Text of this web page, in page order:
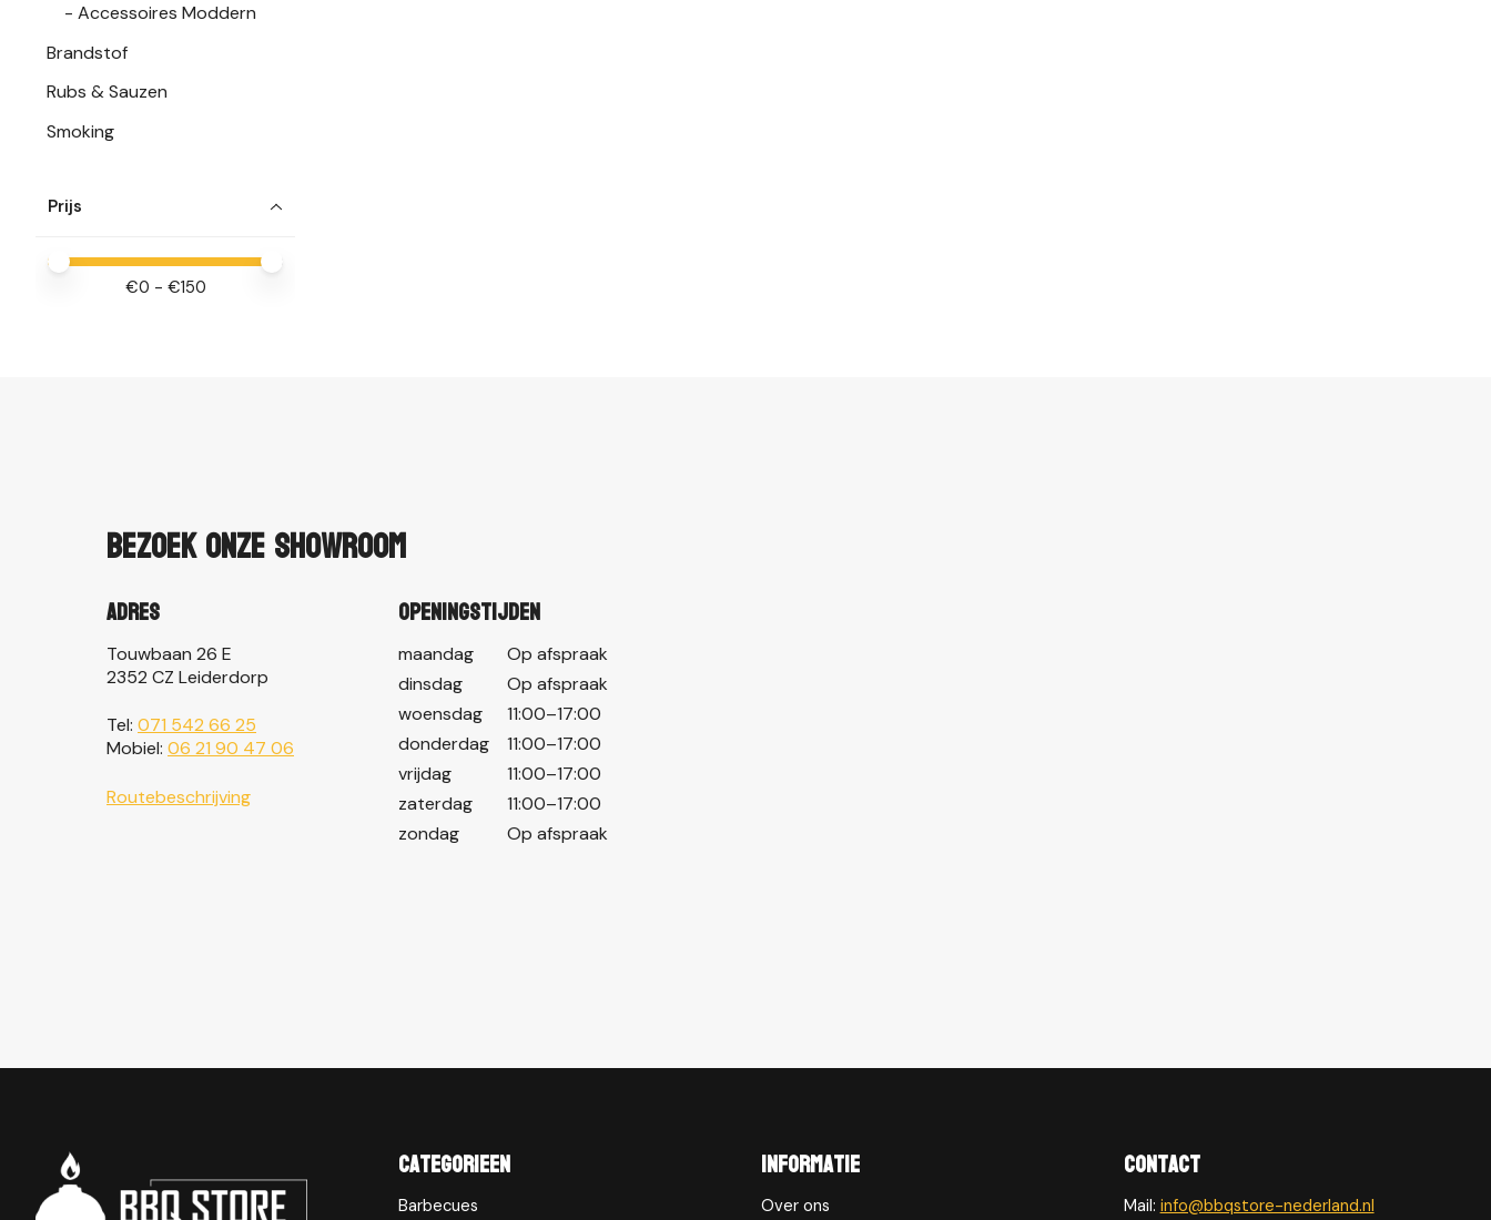
Accessoires Moddern
Brandstof
Rubs & Sauzen
Smoking
Prijs
Minimale prijswaarde
Price maximum value
€0 - €150
Bezoek onze showroom
Adres
Touwbaan 26 E
2352 CZ Leiderdorp
Tel: 071 542 66 25
Mobiel: 06 21 90 47 06
Routebeschrijving
Openingstijden
maandag
Op afspraak
dinsdag
Op afspraak
woensdag
11:00–17:00
donderdag
11:00–17:00
vrijdag
11:00–17:00
zaterdag
11:00–17:00
zondag
Op afspraak
Categorieen
Barbecues
Informatie
Over ons
Contact
Mail: info@bbqstore-nederland.nl